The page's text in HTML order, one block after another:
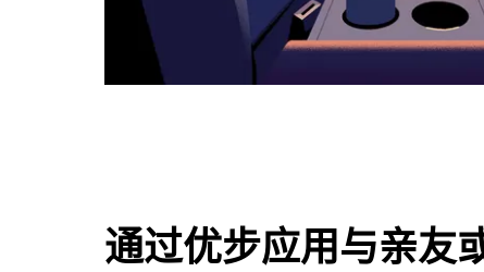
通过优步应用与亲友